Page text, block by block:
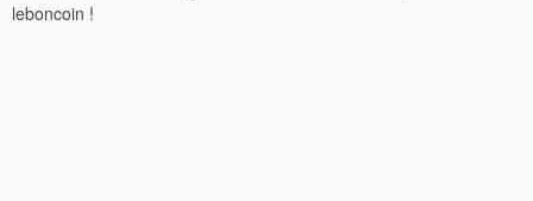
leboncoin !